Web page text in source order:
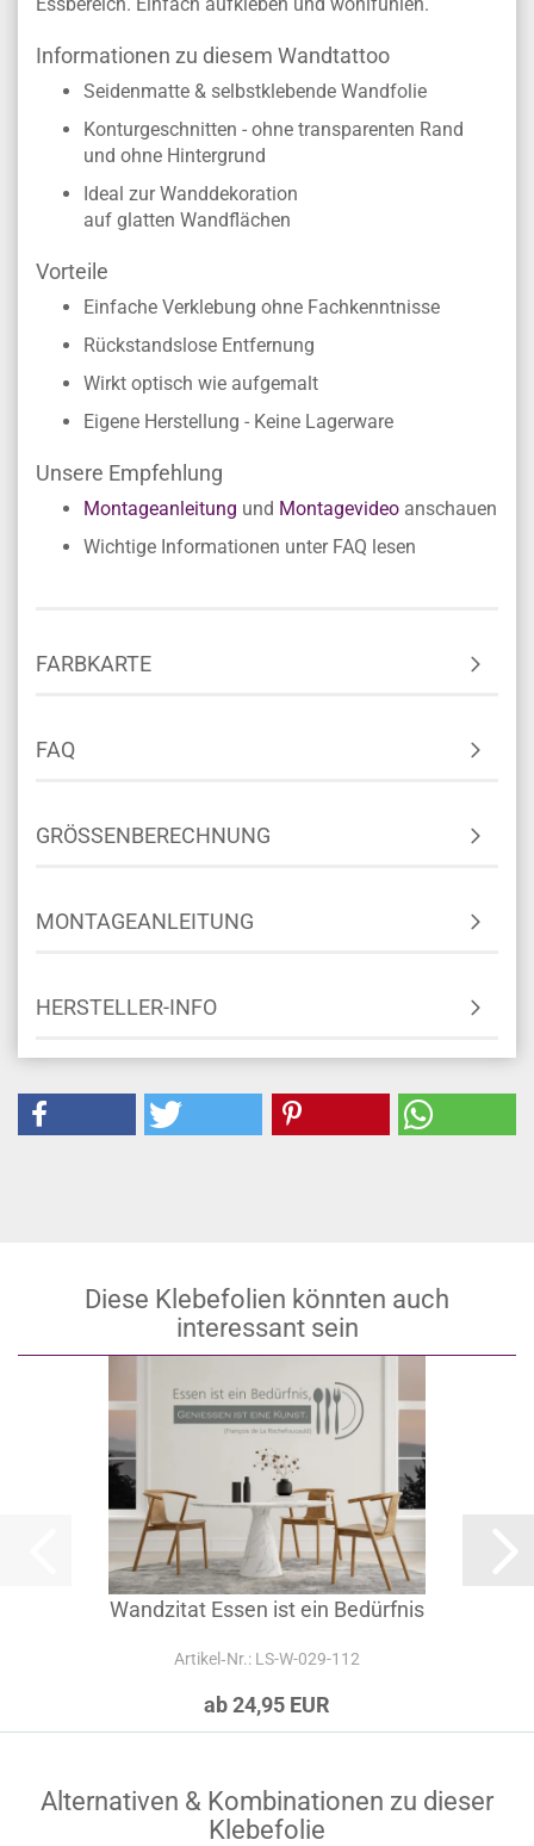
Informationen zu diesem Wandtattoo
Seidenmatte & selbstklebende Wandfolie
Konturgeschnitten - ohne transparenten Rand
und ohne Hintergrund
Ideal zur Wanddekoration
auf glatten Wandflächen
Vorteile
Einfache Verklebung ohne Fachkenntnisse
Rückstandslose Entfernung
Wirkt optisch wie aufgemalt
Eigene Herstellung - Keine Lagerware
Unsere Empfehlung
Montageanleitung und Montagevideo anschauen
Wichtige Informationen unter FAQ lesen
FARBKARTE
FAQ
GRÖSSENBERECHNUNG
MONTAGEANLEITUNG
HERSTELLER-INFO
Diese Klebefolien könnten auch
interessant sein
Wandzitat Essen ist ein Bedürfnis
Artikel‑Nr.: LS-W-029-112
ab 24,95 EUR
Alternativen & Kombinationen zu dieser
Klebefolie